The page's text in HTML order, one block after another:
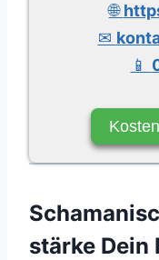
🌐
✉
📱
stärke Dein